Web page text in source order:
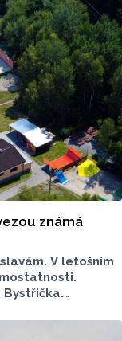
známá
V letošním
Bystřička.